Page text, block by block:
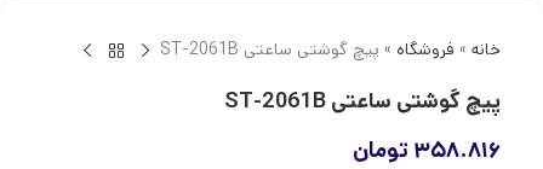
خانه » فروشگاه » پیچ گوشتی ساعتی ST-2061B
پیچ گوشتی ساعتی ST-2061B
۳۵۸.۸۱۶ تومان